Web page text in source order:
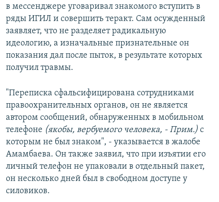
в мессенджере уговаривал знакомого вступить в
ряды ИГИЛ и совершить теракт. Сам осужденный
заявляет, что не разделяет радикальную
идеологию, а изначальные признательные он
показания дал после пыток, в результате которых
получил травмы.
"Переписка сфальсифицирована сотрудниками
правоохранительных органов, он не является
автором сообщений, обнаруженных в мобильном
телефоне (якобы, вербуемого человека, - Прим.) с
которым не был знаком", - указывается в жалобе
Амамбаева. Он также заявил, что при изъятии его
личный телефон не упаковали в отдельный пакет,
он несколько дней был в свободном доступе у
силовиков.